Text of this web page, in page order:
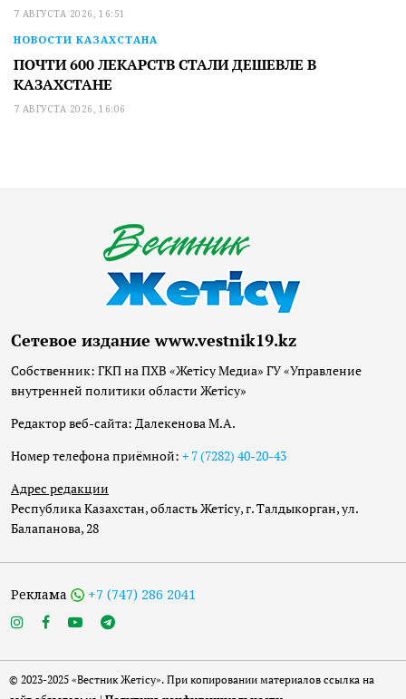
7 АВГУСТА 2026, 16:51
НОВОСТИ КАЗАХСТАНА
ПОЧТИ 600 ЛЕКАРСТВ СТАЛИ ДЕШЕВЛЕ В
КАЗАХСТАНЕ
7 АВГУСТА 2026, 16:06
Сетевое издание www.vestnik19.kz
Собственник: ГКП на ПХВ «Жетісу Медиа» ГУ «Управление
внутренней политики области Жетісу»
Редактор веб-сайта: Далекенова М.А.
Номер телефона приёмной: + 7 (7282) 40-20-43
Адрес редакции
Республика Казахстан, область Жетісу, г. Талдыкорган, ул.
Балапанова, 28
Реклама +7 (747) 286 2041
© 2023-2025 «Вестник Жетісу». При копировании материалов ссылка на